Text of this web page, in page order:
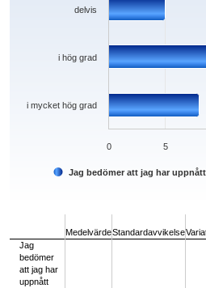
Jag bedömer att jag har
i mycket hög grad
i hög grad
delvis
0 5
MedelvärdeStandardavvikelse
Jag
bedömer
att jag har
uppnått